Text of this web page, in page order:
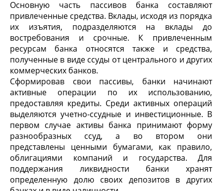
Основную часть пассивов банка составляют
привлеченные средства. Вклады, исходя из порядка
их изъятия, подразделяются на вклады до
востребования и срочные. К привлеченным
ресурсам банка относятся также и средства,
полученные в виде ссуды от центрального и других
коммерческих банков.
Сформировав свои пассивы, банки начинают
активные операции по их использованию,
предоставляя кредиты. Среди активных операций
выделяются учетно-ссудные и инвестиционные. В
первом случае активы банка принимают форму
разнообразных ссуд, а во втором они
представлены ценными бумагами, как правило,
облигациями компаний и государства. Для
поддержания ликвидности банки хранят
определенную долю своих депозитов в других